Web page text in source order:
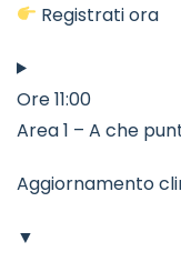
Registrati ora
Ore 11:00
Area 1 – A che
Aggiornamento
▼